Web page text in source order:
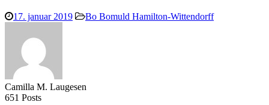
17. januar 2019 Bo Bomuld Hamilton-Wittendorff
Camilla M. Laugesen
651 Posts